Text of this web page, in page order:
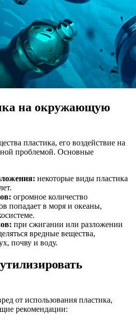
на окружающую
пластика, его воздействие на
проблемой. Основные
некоторые виды пластика
огромное количество
попадает в моря и океаны,
при сжигании или разложении
вредные вещества,
почву и воду.
от использования пластика,
рекомендации: